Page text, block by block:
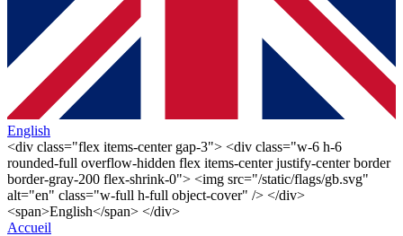
English
<div class="flex items-center gap-3"> <div class="w-6 h-6
rounded-full overflow-hidden flex items-center justify-center border
border-gray-200 flex-shrink-0"> <img src="/static/flags/gb.svg"
alt="en" class="w-full h-full object-cover" /> </div>
<span>English</span> </div>
Accueil